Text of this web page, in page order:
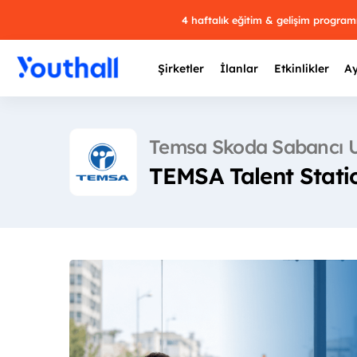
4 haftalık eğitim & gelişim
Şirketler İlanlar Etkinlikler
Temsa Skoda Sabancı
TEMSA Talent